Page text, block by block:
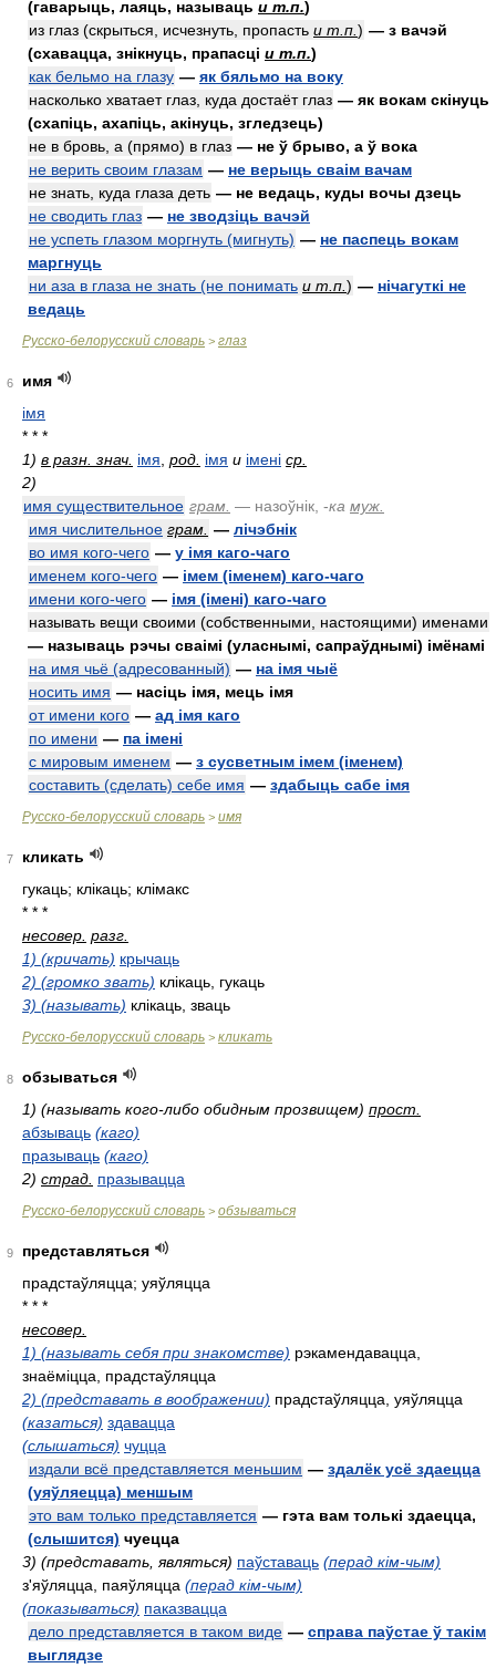
(гаварыць, лаяць, называць и т.п.)
из глаз (скрыться, исчезнуть, пропасть и т.п. ) — з вачэй
(схавацца, знікнуць, прапасці и т.п.)
как бельмо на глазу — як бяльмо на воку
насколько хватает глаз, куда достаёт глаз — як вокам скінуць
(схапіць, ахапіць, акінуць, згледзець)
не в бровь, а (прямо) в глаз — не ў брыво, а ў вока
не верить своим глазам — не верыць сваім вачам
не знать, куда глаза деть — не ведаць, куды вочы дзець
не сводить глаз — не зводзіць вачэй
не успеть глазом моргнуть (мигнуть) — не паспець вокам
маргнуць
ни аза в глаза не знать (не понимать и т.п. ) — нічагуткі не
ведаць
Русско-белорусский словарь > глаз
6
имя
імя
* * *
1) в разн. знач. імя род. імя и імені ср.
2)
имя существительное грам. — назоўнік, -ка муж.
имя числительное грам. — лічэбнік
во имя кого-чего — у імя каго-чаго
именем кого-чего — імем (іменем) каго-чаго
имени кого-чего — імя (імені) каго-чаго
называть вещи своими (собственными, настоящими) именами
— называць рэчы сваімі (уласнымі, сапраўднымі) імёнамі
на имя чьё (адресованный) — на імя чыё
носить имя — насіць імя, мець імя
от имени кого — ад імя каго
по имени — па імені
с мировым именем — з сусветным імем (іменем)
составить (сделать) себе имя — здабыць сабе імя
Русско-белорусский словарь > имя
7
кликать
гукаць; клікаць; клімакс
* * *
несовер. разг.
1) (кричать) крычаць
2) (громко звать) клікаць, гукаць
3) (называть) клікаць, зваць
Русско-белорусский словарь > кликать
8
обзываться
1) (называть кого-либо обидным прозвищем) прост.
абзываць (каго)
празываць (каго)
2) страд. празывацца
Русско-белорусский словарь > обзываться
9
представляться
прадстаўляцца; уяўляцца
* * *
несовер.
1) (называть себя при знакомстве) рэкамендавацца,
знаёміцца, прадстаўляцца
2) (представать в воображении) прадстаўляцца, уяўляцца
(казаться) здавацца
(слышаться) чуцца
издали всё представляется меньшим — здалёк усё здаецца
(уяўляецца) меншым
это вам только представляется — гэта вам толькі здаецца,
(слышится) чуецца
3) (представать, являться) паўставаць (перад кім-чым)
з'яўляцца, паяўляцца (перад кім-чым)
(показываться) паказвацца
дело представляется в таком виде — справа паўстае ў такім
выглядзе